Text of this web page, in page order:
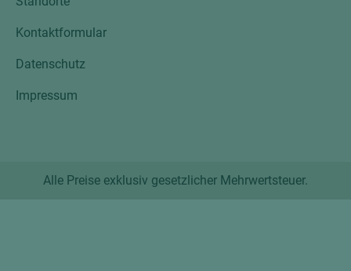
Kontaktformular
Datenschutz
Impressum
Alle Preise exklusiv gesetzlicher Mehrwertsteuer.